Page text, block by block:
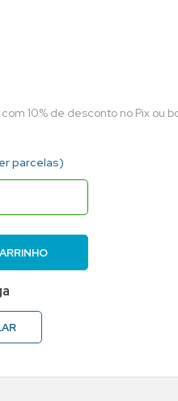
10% de desconto no Pix ou
parcelas)